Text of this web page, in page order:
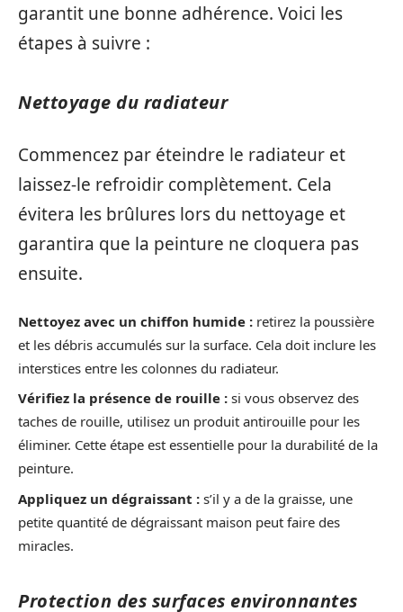
garantit une bonne adhérence. Voici les
étapes à suivre :
Nettoyage du radiateur
Commencez par éteindre le radiateur et
laissez-le refroidir complètement. Cela
évitera les brûlures lors du nettoyage et
garantira que la peinture ne cloquera pas
ensuite.
Nettoyez avec un chiffon humide : retirez la poussière
et les débris accumulés sur la surface. Cela doit inclure les
interstices entre les colonnes du radiateur.
Vérifiez la présence de rouille : si vous observez des
taches de rouille, utilisez un produit antirouille pour les
éliminer. Cette étape est essentielle pour la durabilité de la
peinture.
Appliquez un dégraissant : s’il y a de la graisse, une
petite quantité de dégraissant maison peut faire des
miracles.
Protection des surfaces environnantes